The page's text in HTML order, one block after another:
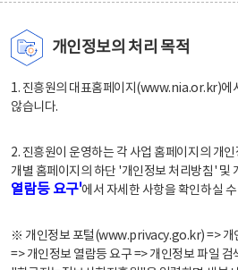
개인정보의 처리 목적
1. 진흥원의 대표홈페이지(www.nia.or.kr)에
않습니다.
2. 진흥원이 운영하는 각 사업 홈페이지의 개
개별 홈페이지의 하단 '개인정보 처리방침' 및
열람등 요구'에서 자세한 사항을 확인하실
※ 개인정보 포털(www.privacy.go.kr) => 개
=> 개인정보 열람등 요구 => 개인정보 파일 검